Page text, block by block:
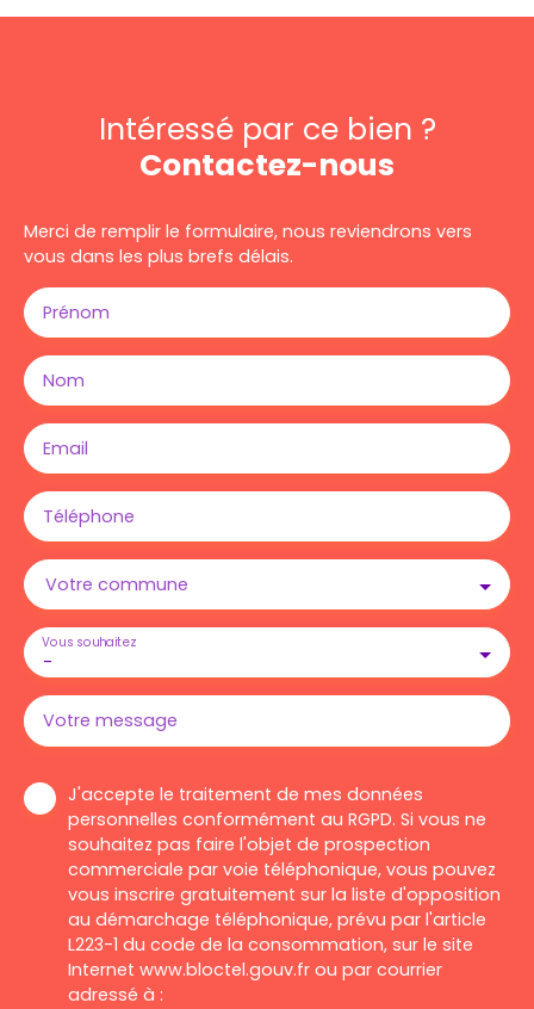
Intéressé par ce bien ?
Contactez-nous
Merci de remplir le formulaire, nous reviendrons vers
vous dans les plus brefs délais.
Prénom
Nom
Email
Téléphone
Votre commune
-
Vous souhaitez
Votre message
J'accepte le traitement de mes données
personnelles conformément au RGPD. Si vous ne
souhaitez pas faire l'objet de prospection
commerciale par voie téléphonique, vous pouvez
vous inscrire gratuitement sur la liste d'opposition
au démarchage téléphonique, prévu par l'article
L223-1 du code de la consommation, sur le site
Internet www.bloctel.gouv.fr ou par courrier
adressé à :